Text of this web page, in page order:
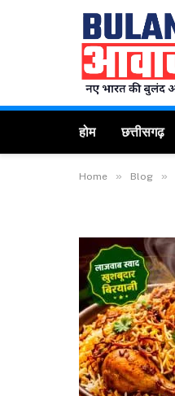
होम छत्तीसगढ़
Home » Blog »